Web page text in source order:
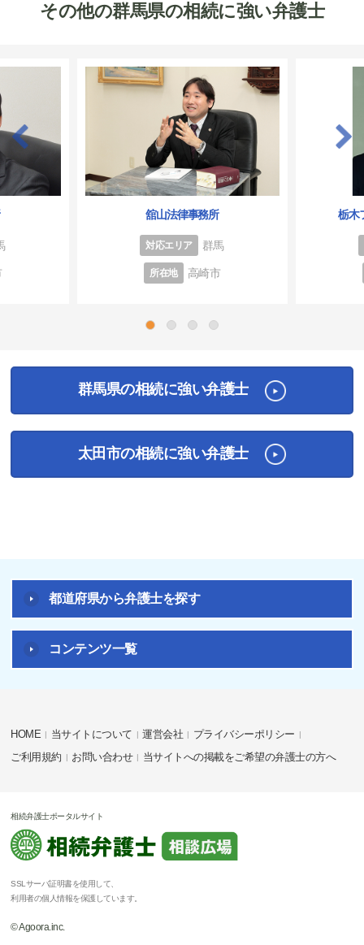
その他の群馬県の相続に強い弁護士
舘山法律事務所
対応エリア 群馬
所在地 高崎市
栃木
群馬県の相続に強い弁護士
太田市の相続に強い弁護士
都道府県から弁護士を探す
コンテンツ一覧
HOME 当サイトについて 運営会社
プライバシーポリシー
ご利用規約
お問い合わせ 当サイトへの掲載をご希望の弁護士の方へ
相続弁護士ポータルサイト
SSLサーバ証明書を使用して、
利用者の個人情報を保護しています。
© Agoora.inc.